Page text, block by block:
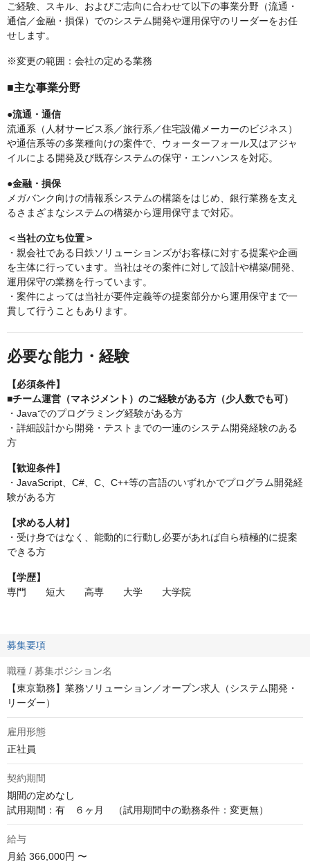
ご経験、スキル、およびご志向に合わせて以下の事業分野（流通・
通信／金融・損保）でのシステム開発や運用保守のリーダーをお任
せします。
※変更の範囲：会社の定める業務
■主な事業分野
●流通・通信
流通系（人材サービス系／旅行系／住宅設備メーカーのビジネス）
や通信系等の多業種向けの案件で、ウォーターフォール又はアジャ
イルによる開発及び既存システムの保守・エンハンスを対応。
●金融・損保
メガバンク向けの情報系システムの構築をはじめ、銀行業務を支え
るさまざまなシステムの構築から運用保守まで対応。
＜当社の立ち位置＞
・親会社である日鉄ソリューションズがお客様に対する提案や企画
を主体に行っています。当社はその案件に対して設計や構築/開発、
運用保守の業務を行っています。
・案件によっては当社が要件定義等の提案部分から運用保守まで一
貫して行うこともあります。
必要な能力・経験
【必須条件】
■チーム運営（マネジメント）のご経験がある方（少人数でも可）
・Javaでのプログラミング経験がある方
・詳細設計から開発・テストまでの一連のシステム開発経験のある
方
【歓迎条件】
・JavaScript、C#、C、C++等の言語のいずれかでプログラム開発経
験がある方
【求める人材】
・受け身ではなく、能動的に行動し必要があれば自ら積極的に提案
できる方
【学歴】
専門 短大 高専 大学 大学院
募集要項
職種 / 募集ポジション名
【東京勤務】業務ソリューション／オープン求人（システム開発・
リーダー）
雇用形態
正社員
契約期間
期間の定めなし
試用期間：有　６ヶ月　（試用期間中の勤務条件：変更無）
給与
月給 366,000円 〜